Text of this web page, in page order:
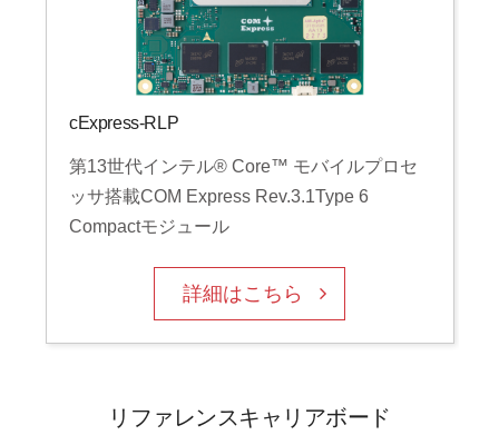
cExpress-RLP
第13世代インテル® Core™ モバイルプロセ
ッサ搭載COM Express Rev.3.1Type 6
Compactモジュール
詳細はこちら
リファレンスキャリアボード